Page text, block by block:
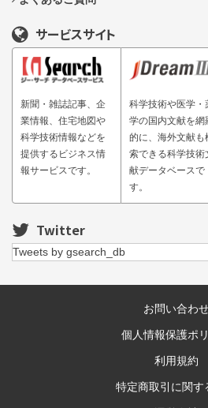
サービスサイト
新聞・雑誌記事、企
業情報、住宅地図や
科学技術情報などを
提供するビジネス情
報サービスです。
科学技術や医学・
学の国内文献を網
的に、海外文献も
索できる科学技術
献データベースで
す。
Twitter
Tweets by gsearch_db
お問い合わ
個人情報保護ポ
利用規約
特定商取引に関す